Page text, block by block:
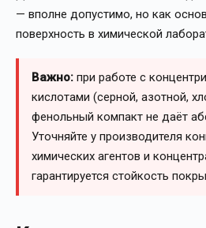
— вполне допустимо, но как
поверхность в химической
Важно: при работе с
кислотами (серной, азотной,
фенольный компакт не даёт
Уточняйте у производителя
химических агентов и
гарантируется стойкость